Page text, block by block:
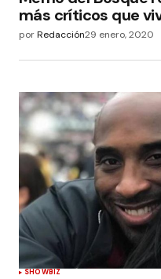
más críticos que
porRedacción29 enero, 2020
SHOWBIZ